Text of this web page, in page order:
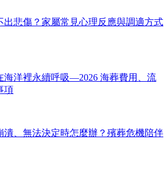
出悲傷？家屬常見心理反應與調適方式
海洋裡永續呼吸—2026 海葬費用、流
項
潰、無法決定時怎麼辦？殯葬危機陪伴